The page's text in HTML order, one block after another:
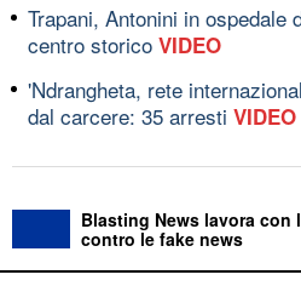
Trapani, Antonini in ospedale
centro storico VIDEO
'Ndrangheta, rete
dal carcere: 35 arresti VIDEO
Blasting News lavora con
contro le fake news